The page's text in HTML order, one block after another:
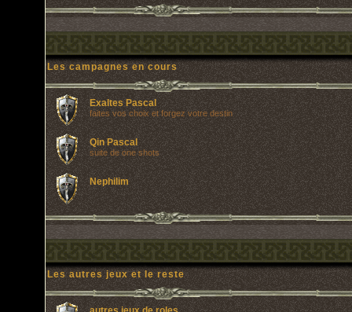
Les campagnes en cours
Exaltes Pascal
faites vos choix et forgez votre destin
Qin Pascal
suite de one shots
Nephilim
Les autres jeux et le reste